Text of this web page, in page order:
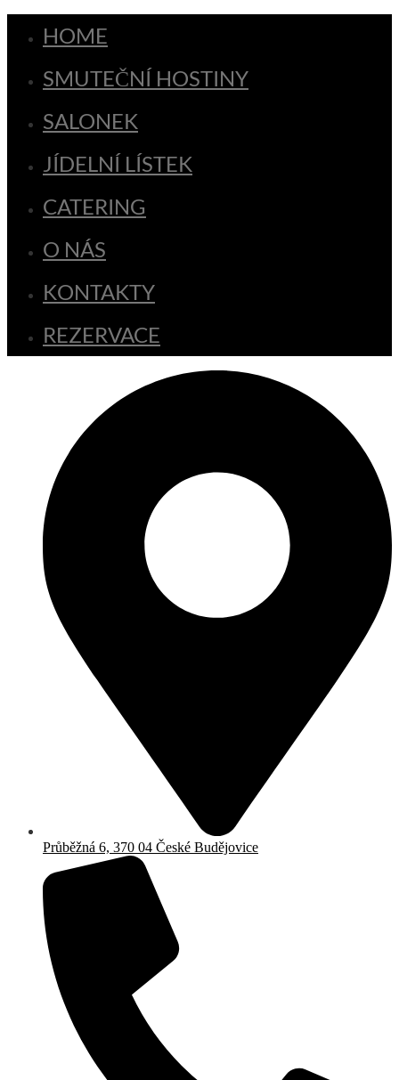
HOME
SMUTEČNÍ HOSTINY
SALONEK
JÍDELNÍ LÍSTEK
CATERING
O NÁS
KONTAKTY
REZERVACE
Průběžná 6, 370 04 České Budějovice